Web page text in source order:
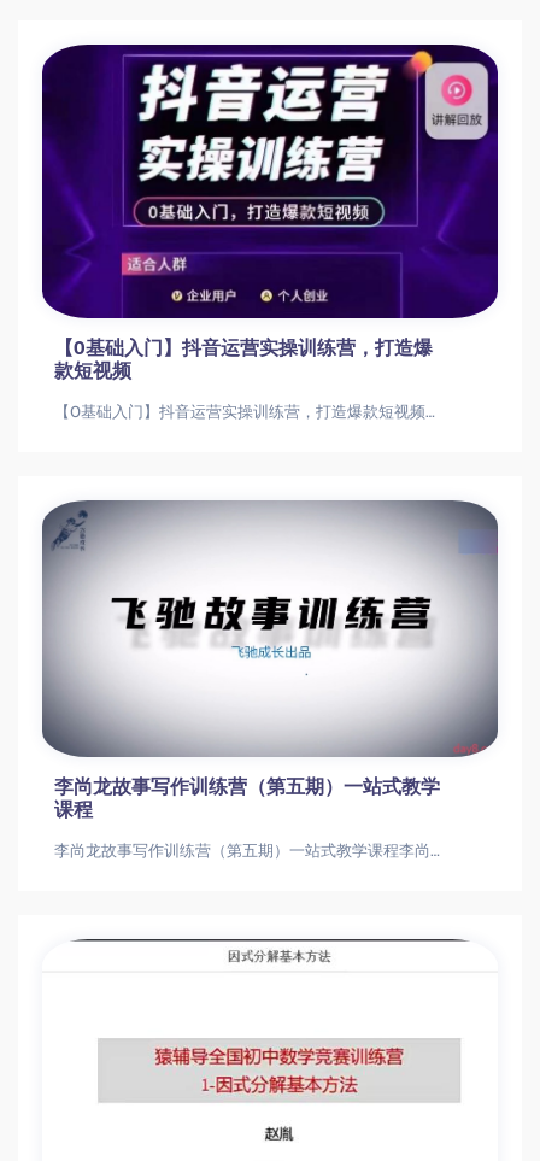
【0基础入门】抖音运营实操训练营，打造爆
款短视频
【0基础入门】抖音运营实操训练营，打造爆款短视频【0基础入门】抖音运营实操训练营，打造爆款短视频
李尚龙故事写作训练营（第五期）一站式教学
课程
李尚龙故事写作训练营（第五期）一站式教学课程李尚龙故事写作训练营（第五期）一站式教学课程